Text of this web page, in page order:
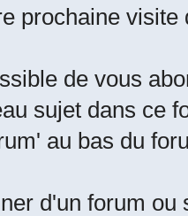
prochaine visite
de vous
sujet dans ce
au bas du
d'un forum